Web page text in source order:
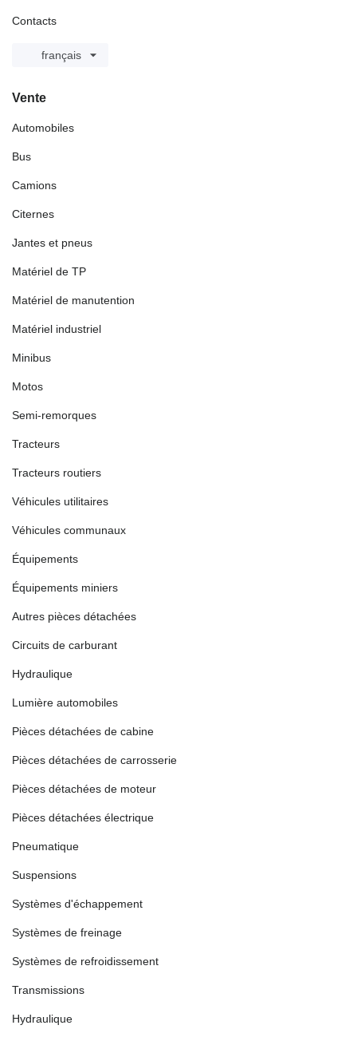
Contacts
français
Vente
Automobiles
Bus
Camions
Citernes
Jantes et pneus
Matériel de TP
Matériel de manutention
Matériel industriel
Minibus
Motos
Semi-remorques
Tracteurs
Tracteurs routiers
Véhicules utilitaires
Véhicules communaux
Équipements
Équipements miniers
Autres pièces détachées
Circuits de carburant
Hydraulique
Lumière automobiles
Pièces détachées de cabine
Pièces détachées de carrosserie
Pièces détachées de moteur
Pièces détachées électrique
Pneumatique
Suspensions
Systèmes d'échappement
Systèmes de freinage
Systèmes de refroidissement
Transmissions
Hydraulique